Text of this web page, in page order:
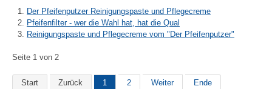
Der Pfeifenputzer Reinigungspaste und Pflegecreme
Pfeifenfilter - wer die Wahl hat, hat die Qual
Reinigungspaste und Pflegecreme vom "Der Pfeifenputzer"
Seite 1 von 2
Start Zurück 1 2 Weiter Ende